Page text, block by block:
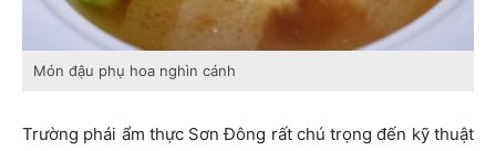
Món đậu phụ hoa nghìn cánh
Trường phái ẩm thực Sơn Đông rất chú trọng đến kỹ thuật